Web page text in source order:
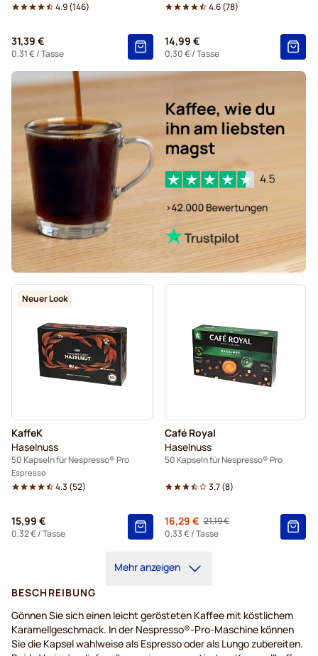
4.9(146)
31,39 €
0,31 €/ Tasse
4.6(78)
14,99 €
0,30 €/ Tasse
Neuer Look
KaffeK
Haselnuss
50 Kapseln für Nespresso® Pro
Espresso
4.3 (52)
15,99 €
0,32 €/ Tasse
Café Royal
Haselnuss
50 Kapseln für Nespresso® Pro
3.7(8)
Regulärer Preis
21,19 €
Von
16,29 €
0,33 €/ Tasse
Mehr anzeigen
BESCHREIBUNG
Gönnen Sie sich einen leicht gerösteten Kaffee mit köstlichem
Karamellgeschmack. In der Nespresso®-Pro-Maschine können
Sie die Kapsel wahlweise als Espresso oder als Lungo zubereiten.